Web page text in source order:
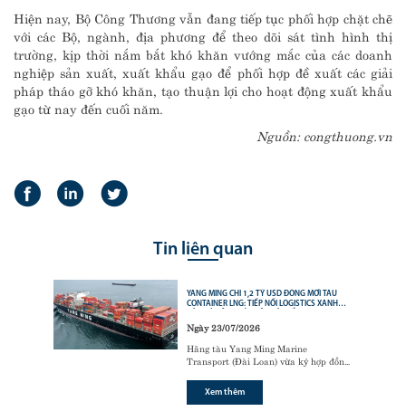
Hiện nay, Bộ Công Thương vẫn đang tiếp tục phối hợp chặt chẽ
với các Bộ, ngành, địa phương để theo dõi sát tình hình thị
trường, kịp thời nắm bắt khó khăn vướng mắc của các doanh
nghiệp sản xuất, xuất khẩu gạo để phối hợp đề xuất các giải
pháp tháo gỡ khó khăn, tạo thuận lợi cho hoạt động xuất khẩu
gạo từ nay đến cuối năm.
Nguồn: congthuong.vn
Tin liên quan
YANG MING CHI 1,2 TỶ USD ĐÓNG MỚI TÀU
CONTAINER LNG: TIẾP NỐI LOGISTICS XANH
Ngày 23/07/2026
Hãng tàu Yang Ming Marine
Transport (Đài Loan) vừa ký hợp đồng
(Hàn Quốc) để đóng mới
container sử dụng động cơ nhiên liệu
Xem thêm